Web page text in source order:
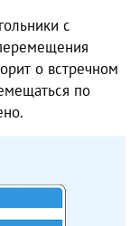
с
о встречном
по